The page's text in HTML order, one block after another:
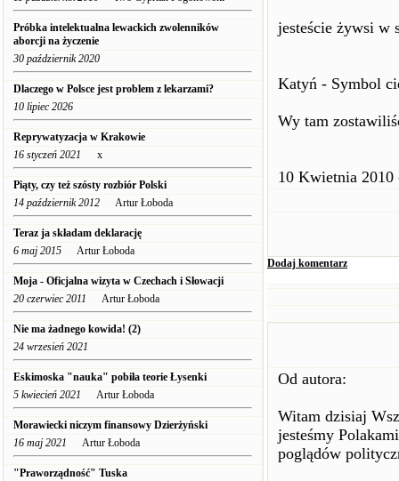
Próbka intelektualna lewackich zwolenników
aborcji na życzenie
30 październik 2020
Dlaczego w Polsce jest problem z lekarzami?
10 lipiec 2026
Reprywatyzacja w Krakowie
16 styczeń 2021 x
Piąty, czy też szósty rozbiór Polski
14 październik 2012 Artur Łoboda
Teraz ja składam deklarację
6 maj 2015 Artur Łoboda
Moja - Oficjalna wizyta w Czechach i Słowacji
20 czerwiec 2011 Artur Łoboda
Nie ma żadnego kowida! (2)
24 wrzesień 2021
Eskimoska "nauka" pobiła teorie Łysenki
5 kwiecień 2021 Artur Łoboda
Morawiecki niczym finansowy Dzierżyński
16 maj 2021 Artur Łoboda
"Praworządność" Tuska
jesteście żywsi w
Katyń - Symbol
Wy tam
10 Kwietnia 2010
Dodaj komentarz
Od autora:
Witam dzisiaj
jesteśmy
poglądów